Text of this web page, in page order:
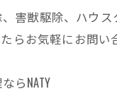
害獣駆除、ハウ
らお気軽にお問い
NATY